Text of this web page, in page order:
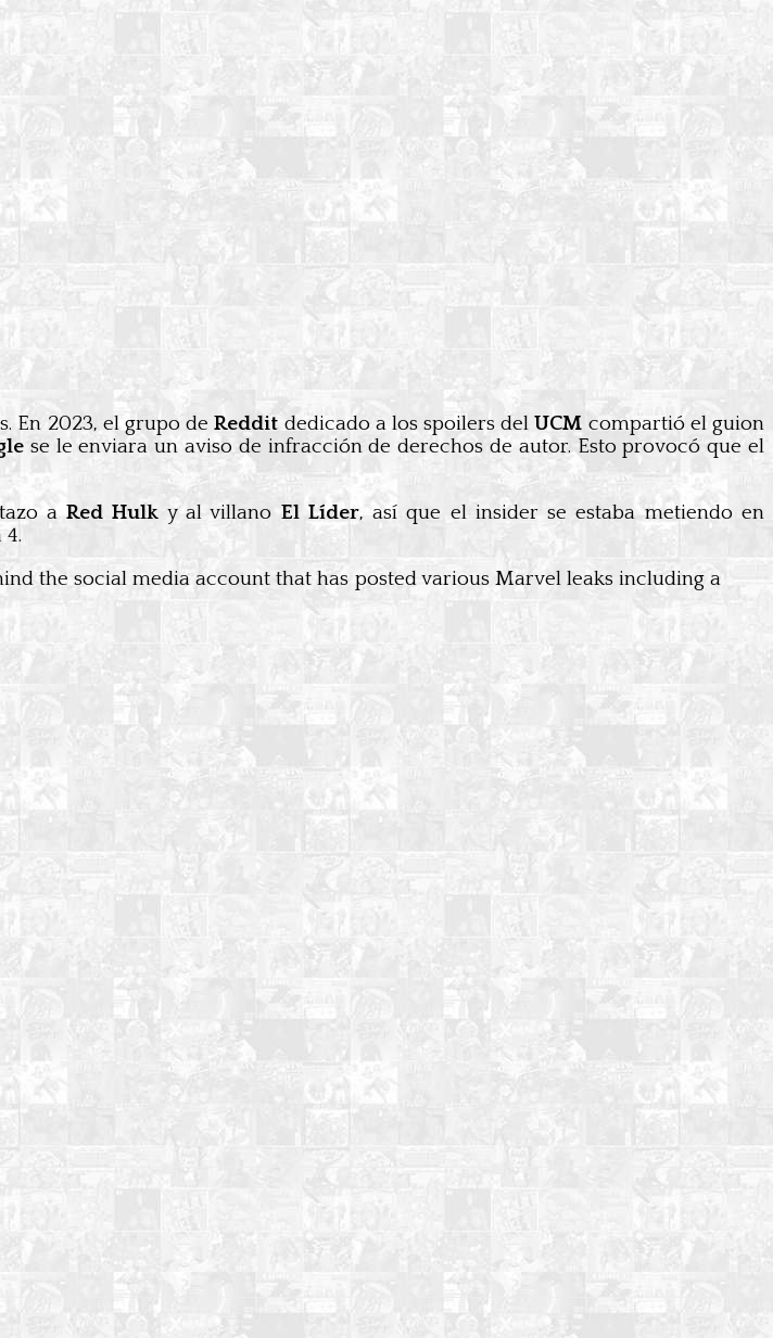
En 2023, el grupo deReddit dedicado a los spoilers delUCM compartió el guion
se le enviara un aviso de infracción de derechos de autor. Esto provocó que el
aRed Hulk y al villano El Líder, así que el insider se estaba metiendo en
the social media account that has posted various Marvel leaks including a